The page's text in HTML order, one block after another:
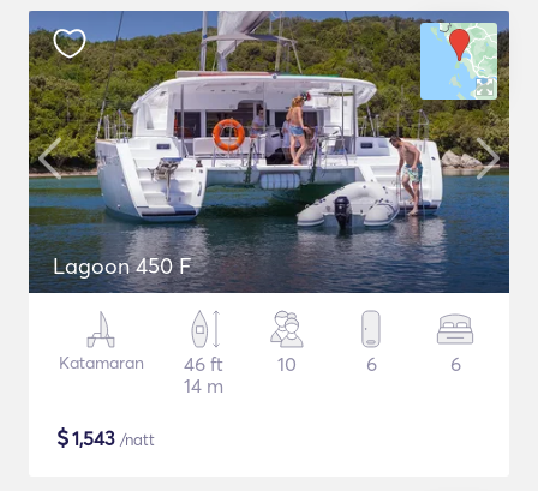
Lagoon 450 F
Katamaran
46 ft
14 m
10 6 6
$1,543 /natt